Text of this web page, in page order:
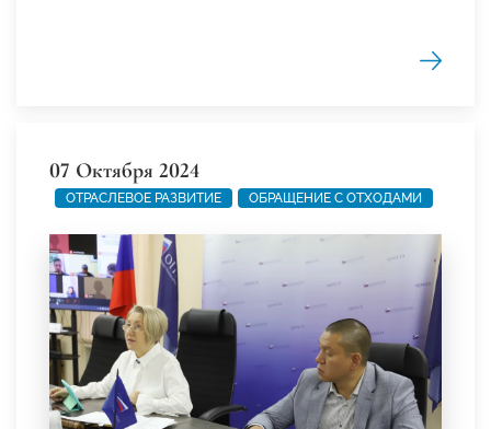
07 Октября 2024
ОТРАСЛЕВОЕ РАЗВИТИЕ ОБРАЩЕНИЕ С ОТХОДАМИ